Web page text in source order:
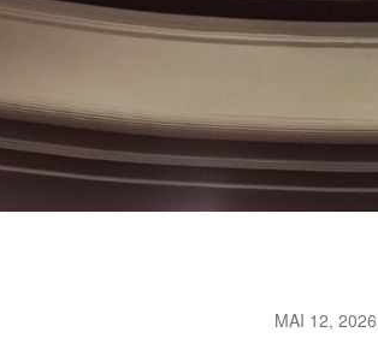
MAI 12, 2026